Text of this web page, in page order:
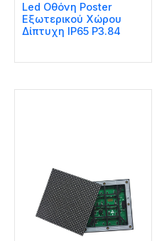
Led Οθόνη Poster
Εξωτερικού Χώρου
Δίπτυχη IP65 P3.84